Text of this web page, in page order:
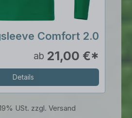
Comfort 2.0
ab 21,00 €*
Details
USt. zzgl. Versand